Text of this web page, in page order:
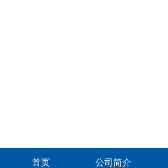
首页 公司简介